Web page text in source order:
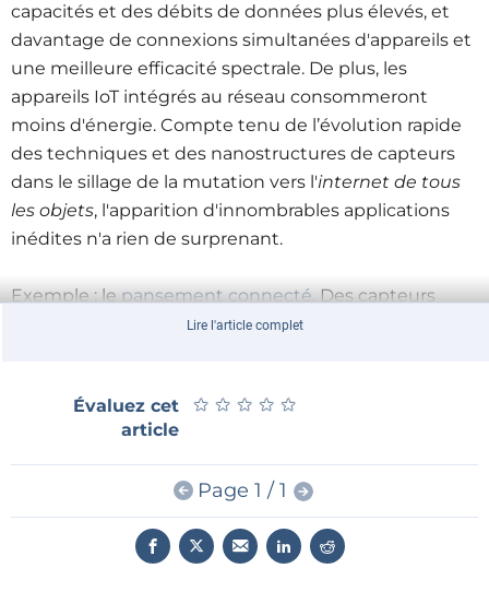
capacités et des débits de données plus élevés, et
davantage de connexions simultanées d'appareils et
une meilleure efficacité spectrale. De plus, les
appareils IoT intégrés au réseau consommeront
moins d'énergie. Compte tenu de l’évolution rapide
des techniques et des nanostructures de capteurs
dans le sillage de la mutation vers l'internet de tous
les objets, l'apparition d'innombrables applications
inédites n'a rien de surprenant.
Exemple : lepansement connecté. Des capteurs
incorporés à un pansement chirurgical surveillent en
infection. Vous faites la moue ? Le patient ne perçoit-
il donc pas lui-même que quelque chose ne va pas ?
Sans doute, mais la douleur est-elle un indicateur
valide d'un dysfonctionnement biologique ? Certains
patients stoïques vont supporter longtemps la
souffrance et ne consulter un médecin que lorsque
Lire l'article complet
Évaluez cet
article
★ ★ ★ ★ ★
★ ★ ★ ★ ★
Page 1 / 1